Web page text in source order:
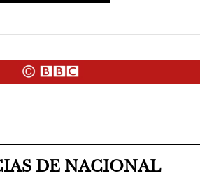
DE NACIONAL